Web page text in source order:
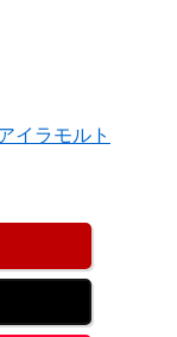
イラモルト